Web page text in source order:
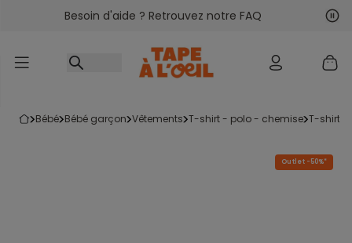
Accéder au contenu
Besoin d'aide ? Retrouvez notre FAQ
bébé bébé garçon vêtements t-shirt - polo - chemise t-shirt
Outlet -50%*